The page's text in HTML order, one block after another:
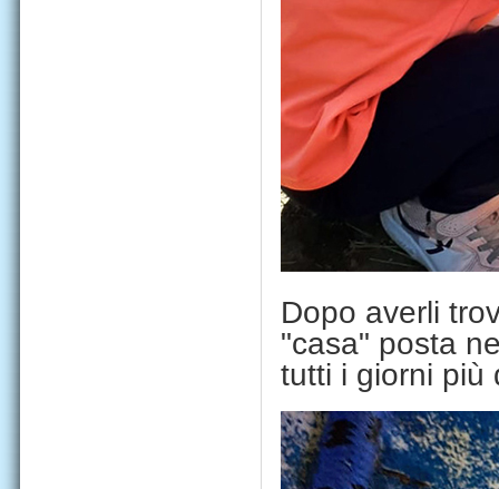
Dopo averli
"casa" posta
tutti i giorni più